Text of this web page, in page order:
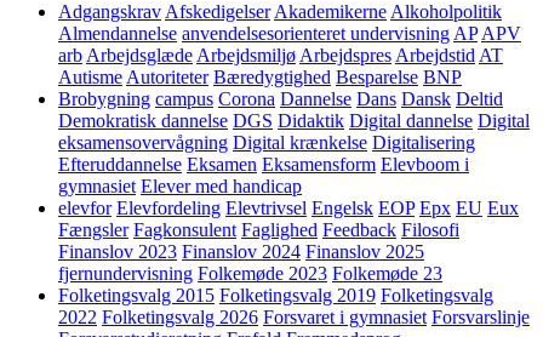
Adgangskrav Afskedigelser Akademikerne Alkoholpolitik
Almendannelse anvendelsesorienteret undervisning AP APV
arb Arbejdsglæde Arbejdsmiljø Arbejdspres Arbejdstid AT
Autisme Autoriteter Bæredygtighed Besparelse BNP
Brobygning campus Corona Dannelse Dans Dansk Deltid
Demokratisk dannelse DGS Didaktik Digital dannelse Digital
eksamensovervågning Digital krænkelse Digitalisering
Efteruddannelse Eksamen Eksamensform Elevboom i
gymnasiet Elever med handicap
elevfor Elevfordeling Elevtrivsel Engelsk EOP Epx EU Eux
Fængsler Fagkonsulent Faglighed Feedback Filosofi
Finanslov 2023 Finanslov 2024 Finanslov 2025
fjernundervisning Folkemøde 2023 Folkemøde 23
Folketingsvalg 2015 Folketingsvalg 2019 Folketingsvalg
2022 Folketingsvalg 2026 Forsvaret i gymnasiet Forsvarslinje